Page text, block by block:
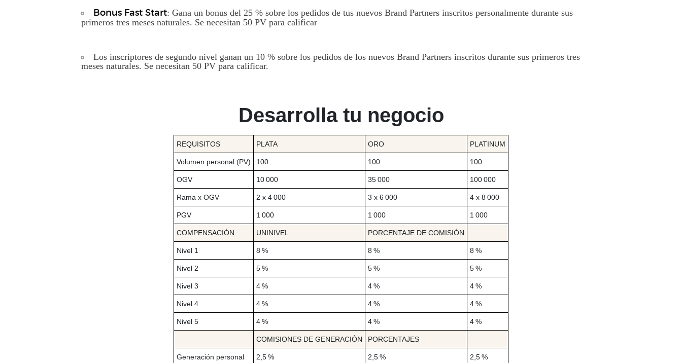
Bonus Fast Start: Gana un bonus del 25 % sobre los pedidos de tus nuevos Brand Partners inscritos personalmente durante sus
primeros tres meses naturales. Se necesitan 50 PV para calificar
Los inscriptores de segundo nivel ganan un 10 % sobre los pedidos de los nuevos Brand Partners inscritos durante sus primeros tres
meses naturales. Se necesitan 50 PV para calificar.
Desarrolla tu negocio
REQUISITOS PLATA ORO PLATINUM
Volumen personal (PV) 100 100 100
OGV 10 000 35 000 100 000
Rama x OGV 2 x 4 000 3 x 6 000 4 x 8 000
PGV 1 000 1 000 1 000
COMPENSACIÓN UNINIVEL PORCENTAJE DE COMISIÓN
Nivel 1 8 % 8 % 8 %
Nivel 2 5 % 5 % 5 %
Nivel 3 4 % 4 % 4 %
Nivel 4 4 % 4 % 4 %
Nivel 5 4 % 4 % 4 %
COMISIONES DE GENERACIÓN PORCENTAJES
Generación personal 2,5 % 2,5 % 2,5 %